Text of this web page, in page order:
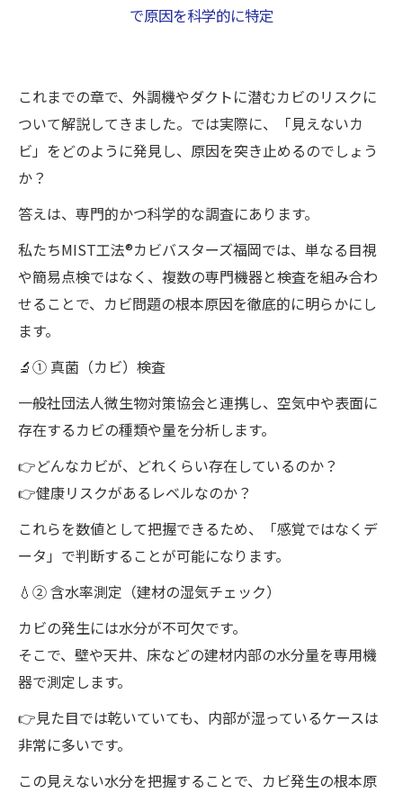
で原因を科学的に特定
これまでの章で、外調機やダクトに潜むカビのリスクに
ついて解説してきました。では実際に、「見えないカ
ビ」をどのように発見し、原因を突き止めるのでしょう
か？
答えは、専門的かつ科学的な調査にあります。
私たちMIST工法®カビバスターズ福岡では、単なる目視
や簡易点検ではなく、複数の専門機器と検査を組み合わ
せることで、カビ問題の根本原因を徹底的に明らかにし
ます。
🔬① 真菌（カビ）検査
一般社団法人微生物対策協会と連携し、空気中や表面に
存在するカビの種類や量を分析します。
👉どんなカビが、どれくらい存在しているのか？
👉健康リスクがあるレベルなのか？
これらを数値として把握できるため、「感覚ではなくデ
ータ」で判断することが可能になります。
💧② 含水率測定（建材の湿気チェック）
カビの発生には水分が不可欠です。
そこで、壁や天井、床などの建材内部の水分量を専用機
器で測定します。
👉見た目では乾いていても、内部が湿っているケースは
非常に多いです。
この見えない水分を把握することで、カビ発生の根本原